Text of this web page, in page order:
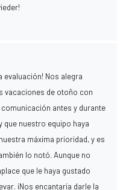
evaluación! Nos alegra
vacaciones de otoño con
antes y durante
que nuestro equipo haya
máxima prioridad, y es
lo notó. Aunque no
que le haya gustado
¡Nos encantaría darle la